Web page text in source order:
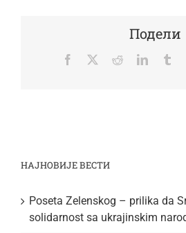
Подели
Facebook
TwitterRedditLinkedIn
НАЈНОВИЈЕ ВЕСТИ
Poseta Zelenskog – prilika da
solidarnost sa ukrajinskim